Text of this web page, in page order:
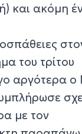
και ακόμη
του τρίτου
αργότερα ο
με τον